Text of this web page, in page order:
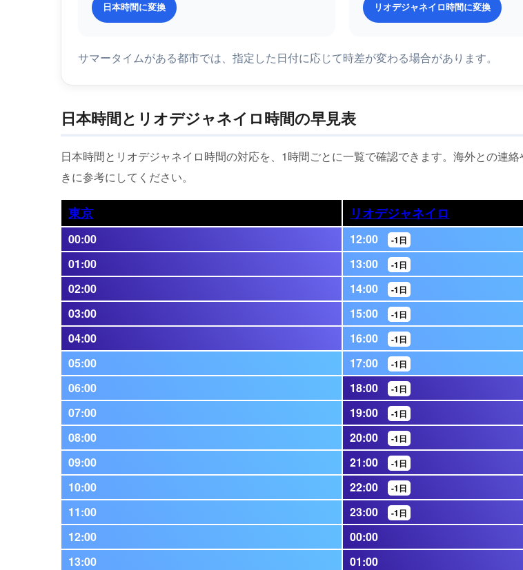
日本時間に変換 リオデジャネイロ時間に変換
サマータイムがある都市では、指定した日付に応じて時差が変わる場合があります。
日本時間とリオデジャネイロ時間の早見表
日本時間とリオデジャネイロ時間の対応を、1時間ごとに一覧で確認できます。海外との連
きに参考にしてください。
東京 リオデジャネイロ
00:00 12:00 -1日
01:00 13:00 -1日
02:00 14:00 -1日
03:00 15:00 -1日
04:00 16:00 -1日
05:00 17:00 -1日
06:00 18:00 -1日
07:00 19:00 -1日
08:00 20:00 -1日
09:00 21:00 -1日
10:00 22:00 -1日
11:00 23:00 -1日
12:00
00:00
13:00
01:00